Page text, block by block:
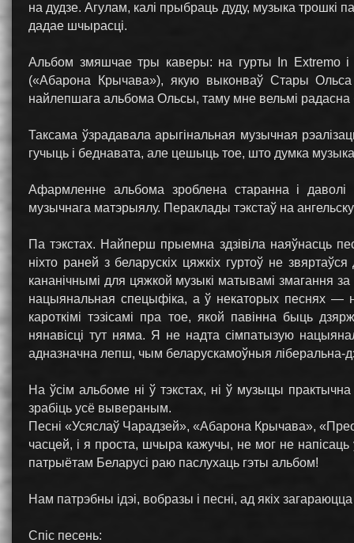
на дудзе. Агулам, калі прыбраць дуду, музыка трошкі
дадае шчырасці.
Альбом змяшчае тры каверы: на гурты In Extremo
(«Абарона Крычава»), якую выконваў Стары
найлепшага альбома Ольсы, таму мне вельмі радасна
Таксама ўзрадавала арыгінальная музычная
гучыць і беднавата, але цешыць тое, што думка
Афармленне альбома зроблена старанна і даволі
музычнага матэрыялу. Пераклады тэкстаў на
Па тэкстах. Найперш прыемна здзівіла наяўнасць
ніхто раней з беларускіх цяжкіх гуртоў не
кананічнымі для цяжкой музыкі матывамі змагання
нацыянальная спецыфіка, а ў некаторых песнях —
кароткімі тэзісамі пра тое, якой павінна быць
нянавісці тут няма. Я не надта сімпатызую
адназначна лепш, чым беларускамоўныя
На ўсім альбоме ні ў тэкстах, ні ў музыцы
зрабіць усё вывераным.
Песні «Усяслаў Чарадзей», «Абарона Крычава»,
часцей, і я проста, шчыра кажучы, не мог не
патрыётам Беларусі раю паслухаць гэты альбом!
Нам патрэбны ідэі, вобразы і песні, ад якіх
Спіс песень: